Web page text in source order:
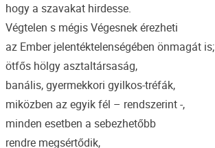
hogy a szavakat hirdesse.
Végtelen s mégis Végesnek érezheti
az Ember jelentéktelenségében önmagát is;
ötfős hölgy asztaltársaság,
banális, gyermekkori gyilkos-tréfák,
miközben az egyik fél – rendszerint -,
minden esetben a sebezhetőbb
rendre megsértődik,